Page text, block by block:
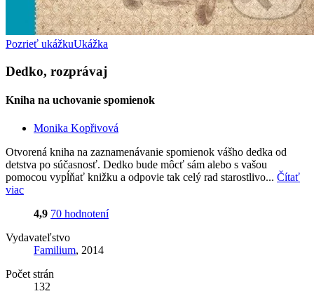
Pozrieť ukážkuUkážka
Dedko, rozprávaj
Kniha na uchovanie spomienok
Monika Kopřivová
Otvorená kniha na zaznamenávanie spomienok vášho dedka od
detstva po súčasnosť. Dedko bude môcť sám alebo s vašou
pomocou vypĺňať knižku a odpovie tak celý rad starostlivo... Čítať
viac
4,9 70 hodnotení
Vydavateľstvo
Familium, 2014
Počet strán
132